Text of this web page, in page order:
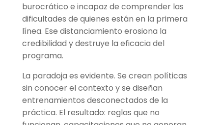
burocrático e incapaz de comprender las
dificultades de quienes están en la primera
línea. Ese distanciamiento erosiona la
credibilidad y destruye la eficacia del
programa.
La paradoja es evidente. Se crean políticas
sin conocer el contexto y se diseñan
entrenamientos desconectados de la
práctica. El resultado: reglas que no